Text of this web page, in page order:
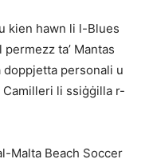
kien hawn li l-Blues
ta’ Mantas
doppjetta personali u
li ssiġġilla r-
Malta Beach Soccer